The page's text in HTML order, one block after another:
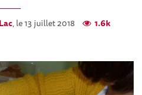
, le 13 juillet 2018 1.6k